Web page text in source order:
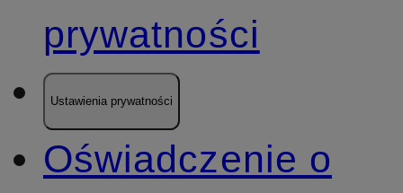
prywatności
Ustawienia prywatności
Oświadczenie o